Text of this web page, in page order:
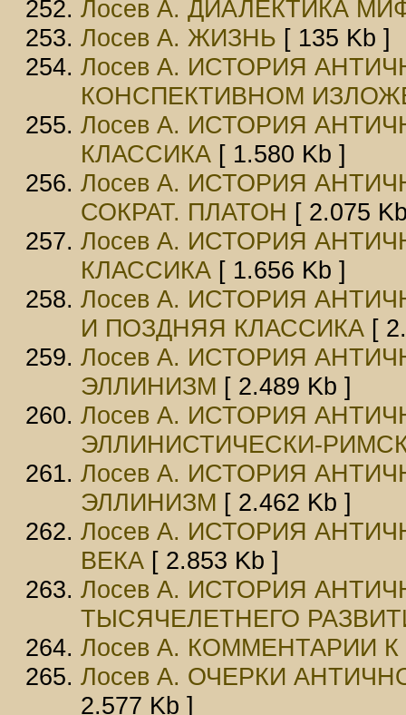
Лосев А. ДИАЛЕКТИКА
Лосев А. ЖИЗНЬ [ 135 Kb ]
Лосев А. ИСТОРИЯ
КОНСПЕКТИВНОМ
Лосев А. ИСТОРИЯ
КЛАССИКА [ 1.580 Kb ]
Лосев А. ИСТОРИЯ
СОКРАТ. ПЛАТОН [ 2.075
Лосев А. ИСТОРИЯ
КЛАССИКА [ 1.656 Kb ]
Лосев А. ИСТОРИЯ
И ПОЗДНЯЯ КЛАССИКА [
Лосев А. ИСТОРИЯ
ЭЛЛИНИЗМ [ 2.489 Kb ]
Лосев А. ИСТОРИЯ
ЭЛЛИНИСТИЧЕСКИ-
Лосев А. ИСТОРИЯ
ЭЛЛИНИЗМ [ 2.462 Kb ]
Лосев А. ИСТОРИЯ
ВЕКА [ 2.853 Kb ]
Лосев А. ИСТОРИЯ
ТЫСЯЧЕЛЕТНЕГО
Лосев А. КОММЕНТАРИИ
Лосев А. ОЧЕРКИ
2.577 Kb ]